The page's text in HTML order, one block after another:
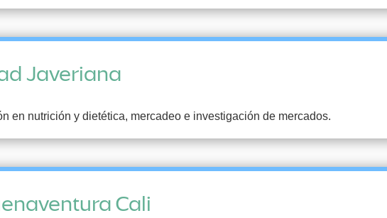
Javeriana
en nutrición y dietética, mercadeo e investigación de mercados.
Cali